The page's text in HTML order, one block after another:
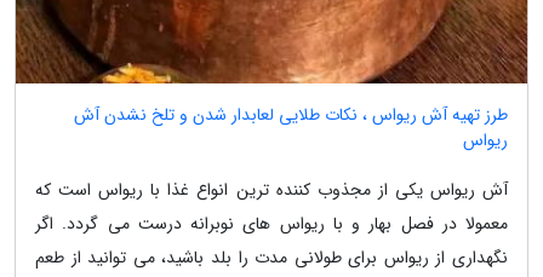
طرز تهیه آش ریواس ، نکات طلایی لعابدار شدن و تلخ نشدن آش
ریواس
آش ریواس یکی از مجذوب کننده ترین انواع غذا با ریواس است که
معمولا در فصل بهار و با ریواس های نوبرانه درست می گردد. اگر
نگهداری از ریواس برای طولانی مدت را بلد باشید، می توانید از طعم